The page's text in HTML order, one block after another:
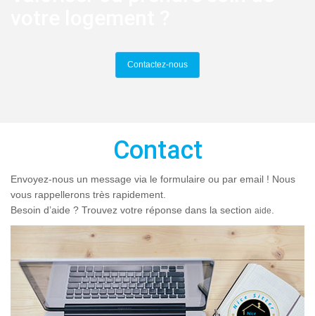
Contactez-nous
Contact
Envoyez-nous un message via le formulaire ou par email ! Nous
vous rappellerons très rapidement.
Besoin d’aide ? Trouvez votre réponse dans la section aide